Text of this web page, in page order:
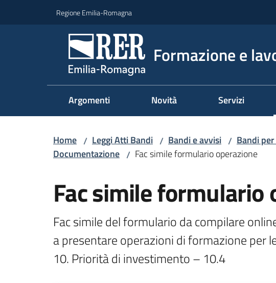
Regione Emilia-Romagna
Formazione e
Argomenti Novità Servizi
Home / Leggi Atti Bandi / Bandi e avvisi / Bandi
Documentazione / Fac simile formulario operazione
Fac simile formulario
Fac simile del formulario da compilare
a presentare operazioni di formazione per
10. Priorità di investimento – 10.4